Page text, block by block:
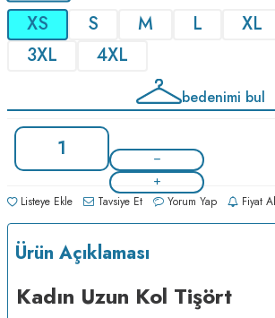
XS S M L XL
3XL
4XL
bedenimi bul
Listeye Ekle Tavsiye Et Yorum Yap Fiyat
Ürün Açıklaması
Kadın Uzun Kol Tişört